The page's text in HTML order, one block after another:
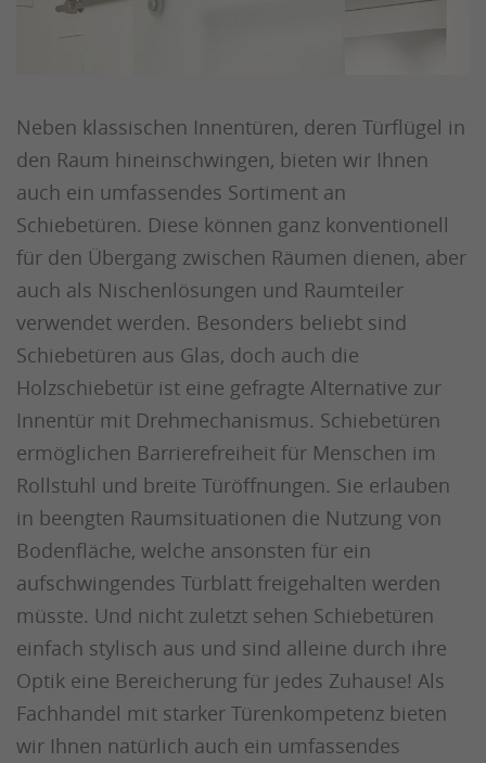
Neben klassischen Innentüren, deren Türflügel in
den Raum hineinschwingen, bieten wir Ihnen
auch ein umfassendes Sortiment an
Schiebetüren. Diese können ganz konventionell
für den Übergang zwischen Räumen dienen, aber
auch als Nischenlösungen und Raumteiler
verwendet werden. Besonders beliebt sind
Schiebetüren aus Glas, doch auch die
Holzschiebetür ist eine gefragte Alternative zur
Innentür mit Drehmechanismus. Schiebetüren
ermöglichen Barrierefreiheit für Menschen im
Rollstuhl und breite Türöffnungen. Sie erlauben
in beengten Raumsituationen die Nutzung von
Bodenfläche, welche ansonsten für ein
aufschwingendes Türblatt freigehalten werden
müsste. Und nicht zuletzt sehen Schiebetüren
einfach stylisch aus und sind alleine durch ihre
Optik eine Bereicherung für jedes Zuhause! Als
Fachhandel mit starker Türenkompetenz bieten
wir Ihnen natürlich auch ein umfassendes